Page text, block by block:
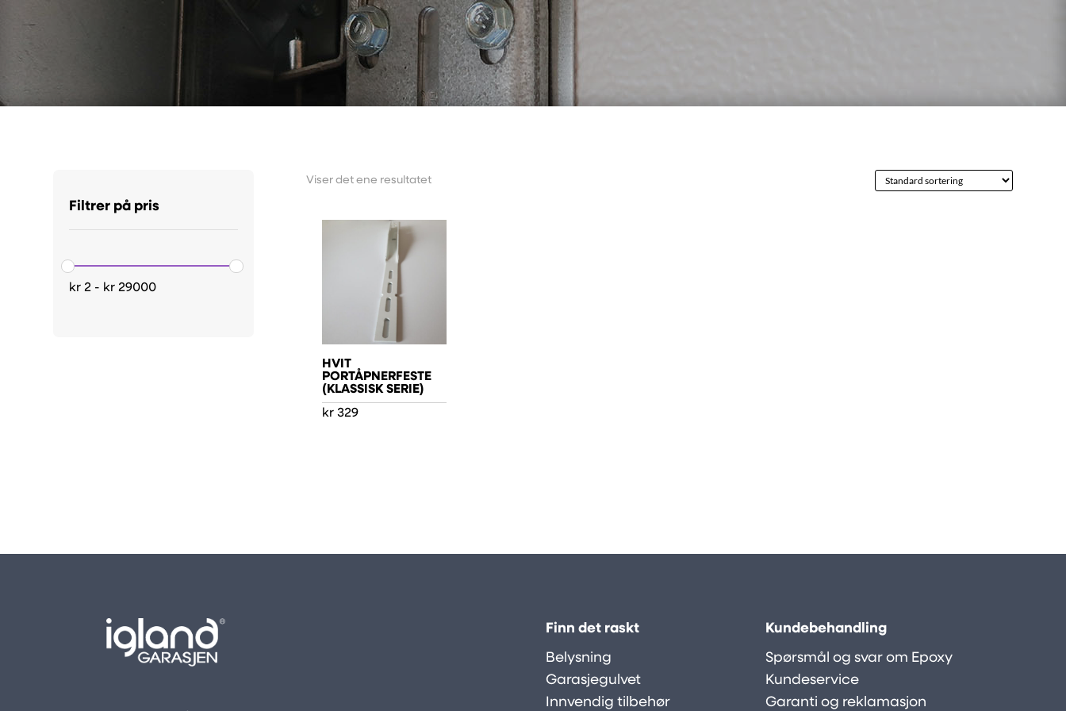
Filtrer på pris
kr 2 - kr 29000
Viser det ene resultatet
HVIT
PORTÅPNERFESTE
(KLASSISK SERIE)
kr 329
Finn det raskt
Belysning
Garasjegulvet
Innvendig tilbehør
Kundebehandling
Spørsmål og svar om Epoxy
Kundeservice
Garanti og reklamasjon